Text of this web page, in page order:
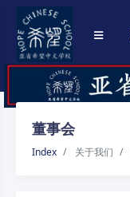
董事会
Index 关于我们